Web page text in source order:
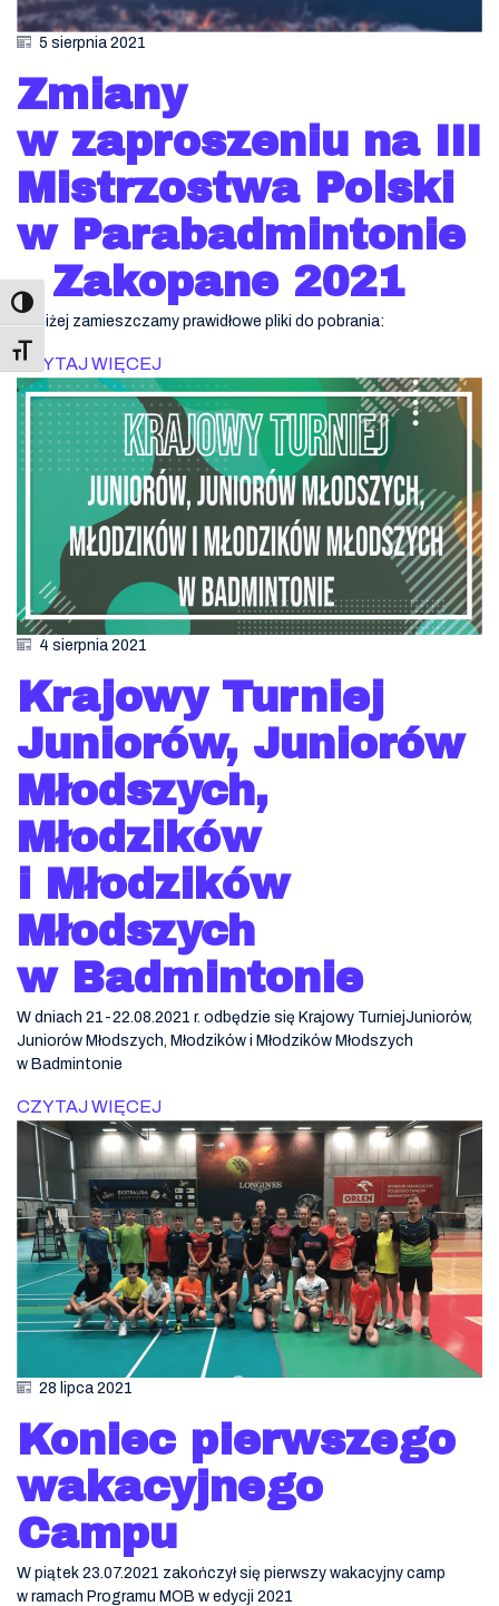
Toggle Font size
5 sierpnia 2021
Zmiany
w zaproszeniu na III
Mistrzostwa Polski
w Parabadmintonie
– Zakopane 2021
Poniżej zamieszczamy prawidłowe pliki do pobrania:
CZYTAJ WIĘCEJ
4 sierpnia 2021
Krajowy Turniej
Juniorów, Juniorów
Młodszych,
Młodzików
i Młodzików
Młodszych
w Badmintonie
W dniach 21-22.08.2021 r. odbędzie się Krajowy TurniejJuniorów,
Juniorów Młodszych, Młodzików i Młodzików Młodszych
w Badmintonie
CZYTAJ WIĘCEJ
28 lipca 2021
Koniec pierwszego
wakacyjnego
Campu
W piątek 23.07.2021 zakończył się pierwszy wakacyjny camp
w ramach Programu MOB w edycji 2021